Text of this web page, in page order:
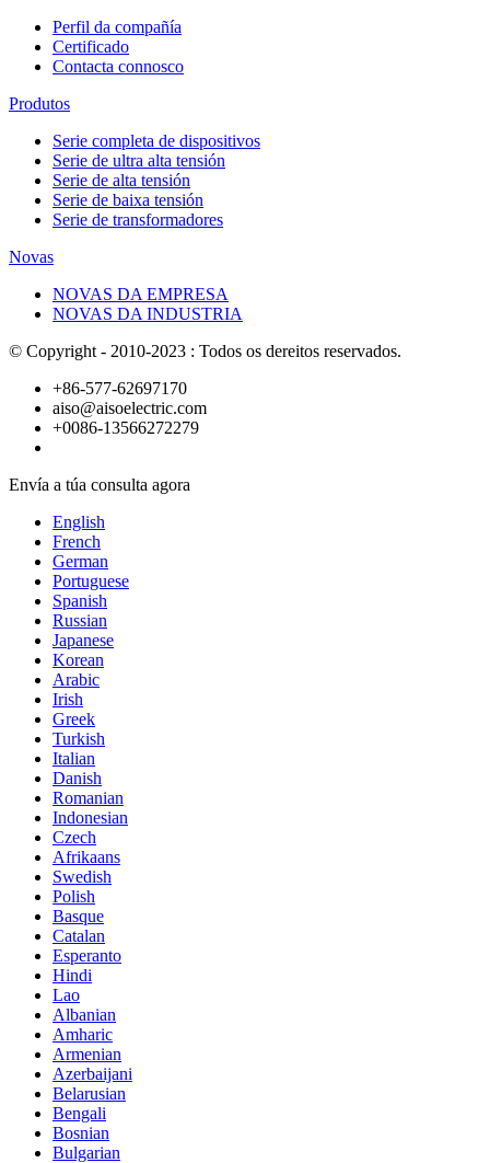
Perfil da compañía
Certificado
Contacta connosco
Produtos
Serie completa de dispositivos
Serie de ultra alta tensión
Serie de alta tensión
Serie de baixa tensión
Serie de transformadores
Novas
NOVAS DA EMPRESA
NOVAS DA INDUSTRIA
© Copyright - 2010-2023 : Todos os dereitos reservados.
+86-577-62697170
aiso@aisoelectric.com
+0086-13566272279
Envía a túa consulta agora
English
French
German
Portuguese
Spanish
Russian
Japanese
Korean
Arabic
Irish
Greek
Turkish
Italian
Danish
Romanian
Indonesian
Czech
Afrikaans
Swedish
Polish
Basque
Catalan
Esperanto
Hindi
Lao
Albanian
Amharic
Armenian
Azerbaijani
Belarusian
Bengali
Bosnian
Bulgarian